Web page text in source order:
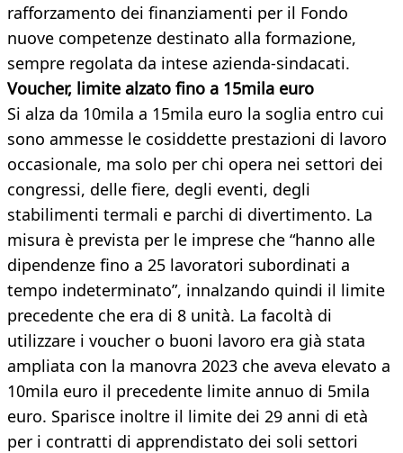
rafforzamento dei finanziamenti per il Fondo
nuove competenze destinato alla formazione,
sempre regolata da intese azienda-sindacati.
Voucher, limite alzato fino a 15mila euro
Si alza da 10mila a 15mila euro la soglia entro cui
sono ammesse le cosiddette prestazioni di lavoro
occasionale, ma solo per chi opera nei settori dei
congressi, delle fiere, degli eventi, degli
stabilimenti termali e parchi di divertimento. La
misura è prevista per le imprese che “hanno alle
dipendenze fino a 25 lavoratori subordinati a
tempo indeterminato”, innalzando quindi il limite
precedente che era di 8 unità. La facoltà di
utilizzare i voucher o buoni lavoro era già stata
ampliata con la manovra 2023 che aveva elevato a
10mila euro il precedente limite annuo di 5mila
euro. Sparisce inoltre il limite dei 29 anni di età
per i contratti di apprendistato dei soli settori